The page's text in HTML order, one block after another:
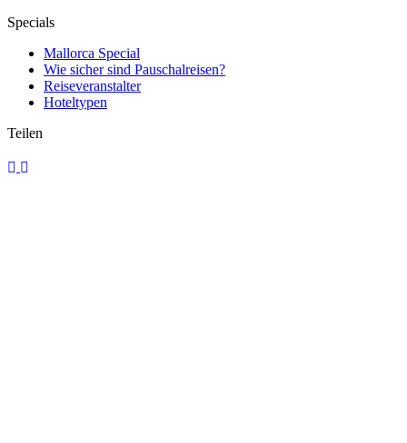
Specials
Mallorca Special
Wie sicher sind Pauschalreisen?
Reiseveranstalter
Hoteltypen
Teilen